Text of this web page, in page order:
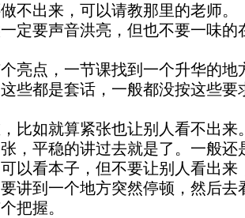
不出来，可以请教那里的老师。
一定要声音洪亮，但也不要一味
亮点，一节课找到一个升华的地
些都是套话，一般都没按这些要
比如就算紧张也让别人看不出来
，平稳的讲过去就是了。一般还
以看本子，但不要让别人看出来
讲到一个地方突然停顿，然后去
把握。